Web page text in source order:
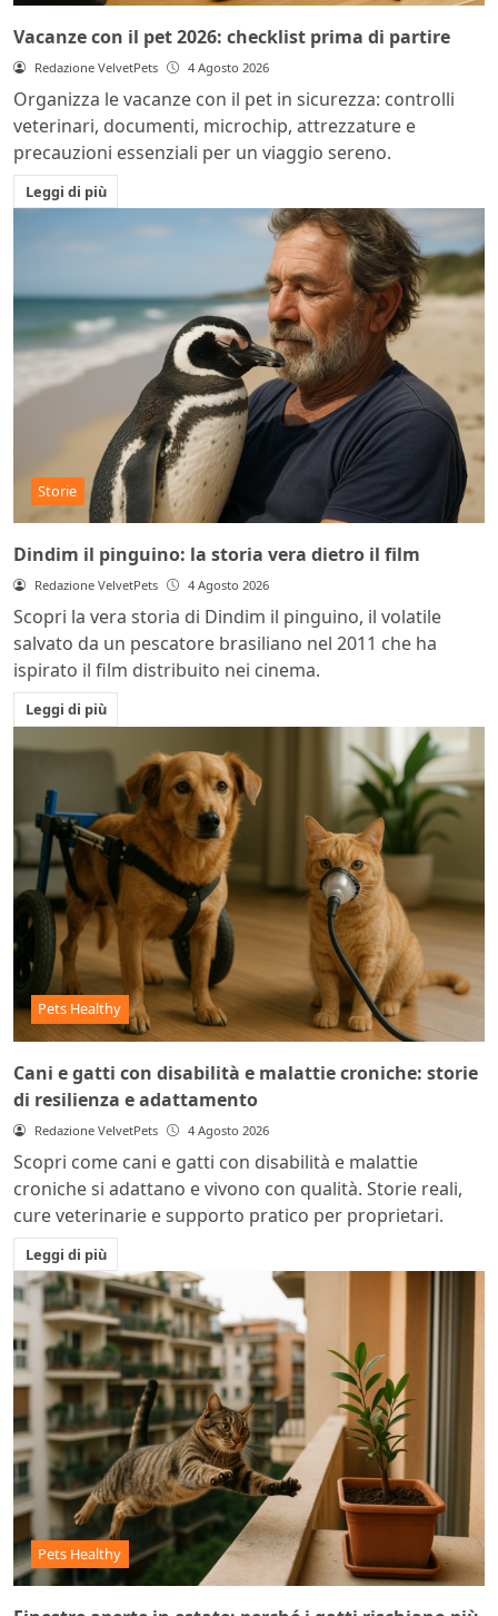
Vacanze con il pet 2026: checklist prima di partire
Redazione VelvetPets 4 Agosto 2026
Organizza le vacanze con il pet in sicurezza: controlli
veterinari, documenti, microchip, attrezzature e
precauzioni essenziali per un viaggio sereno.
Leggi di più
Storie
Dindim il pinguino: la storia vera dietro il film
Redazione VelvetPets 4 Agosto 2026
Scopri la vera storia di Dindim il pinguino, il volatile
salvato da un pescatore brasiliano nel 2011 che ha
ispirato il film distribuito nei cinema.
Leggi di più
Pets Healthy
Cani e gatti con disabilità e malattie croniche: storie
di resilienza e adattamento
Redazione VelvetPets 4 Agosto 2026
Scopri come cani e gatti con disabilità e malattie
croniche si adattano e vivono con qualità. Storie reali,
cure veterinarie e supporto pratico per proprietari.
Leggi di più
Pets Healthy